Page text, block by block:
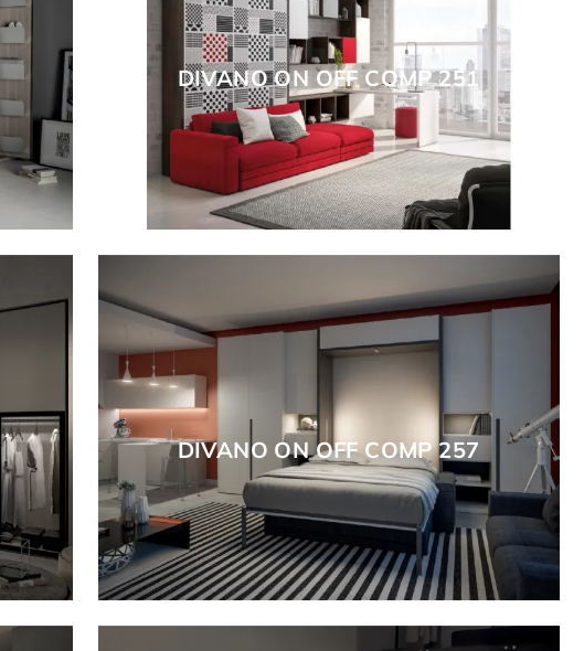
DIVANO ON OFF COMP 251
DIVANO ON OFF COMP 257